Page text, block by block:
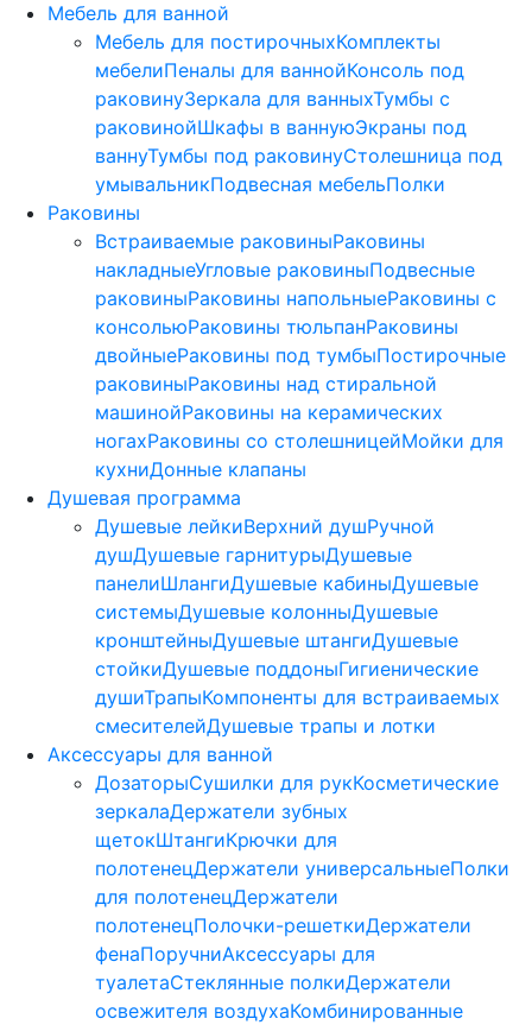
Мебель для ванной
Мебель для постирочныхКомплекты
мебелиПеналы для ваннойКонсоль под
раковинуЗеркала для ванныхТумбы с
раковинойШкафы в ваннуюЭкраны под
ваннуТумбы под раковинуСтолешница под
умывальникПодвесная мебельПолки
Раковины
Встраиваемые раковиныРаковины
накладныеУгловые раковиныПодвесные
раковиныРаковины напольныеРаковины с
консольюРаковины тюльпанРаковины
двойныеРаковины под тумбыПостирочные
раковиныРаковины над стиральной
машинойРаковины на керамических
ногахРаковины со столешницейМойки для
кухниДонные клапаны
Душевая программа
Душевые лейкиВерхний душРучной
душДушевые гарнитурыДушевые
панелиШлангиДушевые кабиныДушевые
системыДушевые колонныДушевые
кронштейныДушевые штангиДушевые
стойкиДушевые поддоныГигиенические
душиТрапыКомпоненты для встраиваемых
смесителейДушевые трапы и лотки
Аксессуары для ванной
ДозаторыСушилки для рукКосметические
зеркалаДержатели зубных
щетокШтангиКрючки для
полотенецДержатели универсальныеПолки
для полотенецДержатели
полотенецПолочки-решеткиДержатели
фенаПоручниАксессуары для
туалетаСтеклянные полкиДержатели
освежителя воздухаКомбинированные